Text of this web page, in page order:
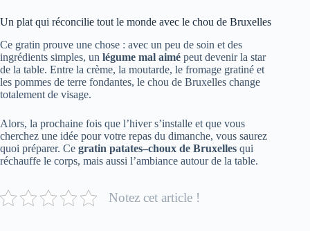
Un plat qui réconcilie tout le monde avec le chou de Bruxelles
Ce gratin prouve une chose : avec un peu de soin et des
ingrédients simples, un légume mal aimé peut devenir la star
de la table. Entre la crème, la moutarde, le fromage gratiné et
les pommes de terre fondantes, le chou de Bruxelles change
totalement de visage.
Alors, la prochaine fois que l’hiver s’installe et que vous
cherchez une idée pour votre repas du dimanche, vous saurez
quoi préparer. Ce gratin patates–choux de Bruxelles qui
réchauffe le corps, mais aussi l’ambiance autour de la table.
Notez cet article !